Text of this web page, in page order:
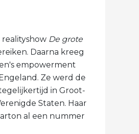
De grote
Daarna kreeg
empowerment
Ze werd de
in Groot-
Staten. Haar
al een nummer